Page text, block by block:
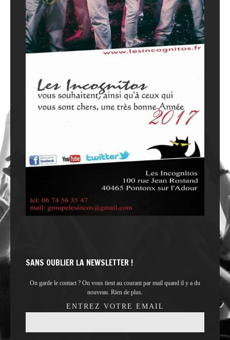
SANS OUBLIER LA NEWSLETTER !
On garde le contact ? On vous tient au courant par mail quand il y a du
nouveau. Rien de plus.
ENTREZ VOTRE EMAIL